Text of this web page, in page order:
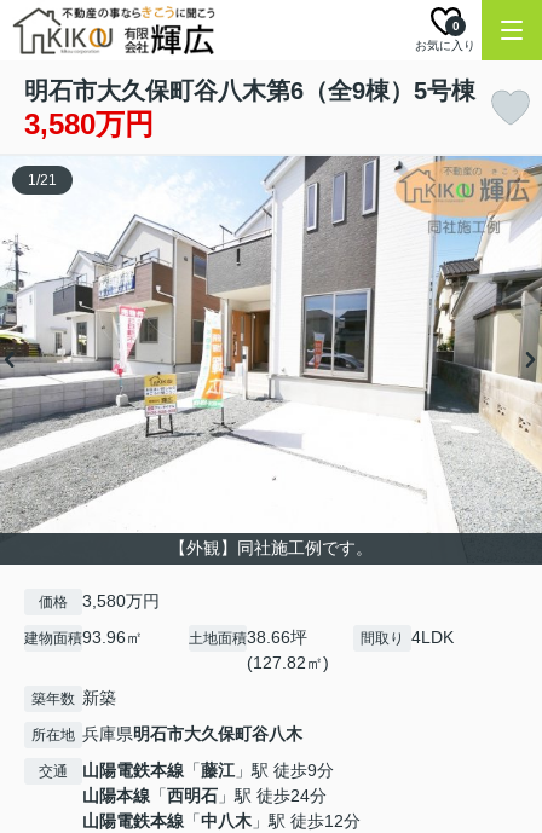
お気に入り
0
明石市大久保町谷八木第6（全9棟）5号棟
3,580万円
【外観】同社施工例です。
1/21
価格 3,580万円
建物面積93.96㎡ 土地面積38.66坪
(127.82㎡)
間取り 4LDK
築年数 新築
所在地 兵庫県明石市大久保町谷八木
交通 山陽電鉄本線 「藤江」駅 徒歩9分
山陽本線 「西明石 」駅 徒歩24分
山陽電鉄本線 「中八木 」駅 徒歩12分